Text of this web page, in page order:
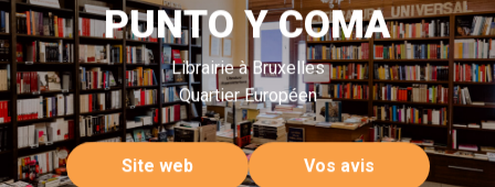
PUNTO Y COMA
Librairie à Bruxelles
Quartier Européen
Site web Vos avis